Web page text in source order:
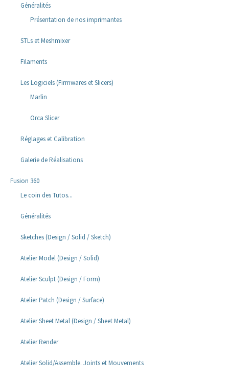
Généralités
Présentation de nos imprimantes
STLs et Meshmixer
Filaments
Les Logiciels (Firmwares et Slicers)
Marlin
Orca Slicer
Réglages et Calibration
Galerie de Réalisations
Fusion 360
Le coin des Tutos...
Généralités
Sketches (Design / Solid / Sketch)
Atelier Model (Design / Solid)
Atelier Sculpt (Design / Form)
Atelier Patch (Design / Surface)
Atelier Sheet Metal (Design / Sheet Metal)
Atelier Render
Atelier Solid/Assemble. Joints et Mouvements